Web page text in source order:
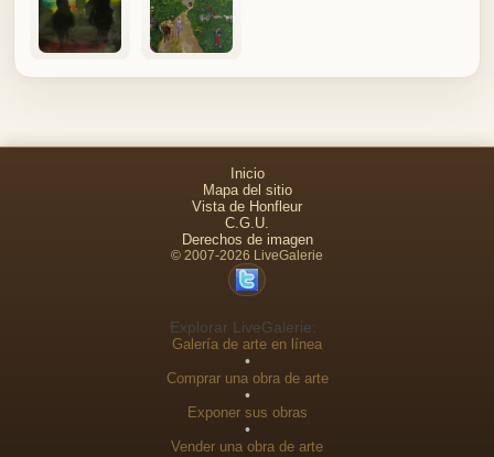
Inicio
Mapa del sitio
Vista de Honfleur
C.G.U.
Derechos de imagen
© 2007-2026 LiveGalerie
Explorar LiveGalerie:
Galería de arte en línea
•
Comprar una obra de arte
•
Exponer sus obras
•
Vender una obra de arte